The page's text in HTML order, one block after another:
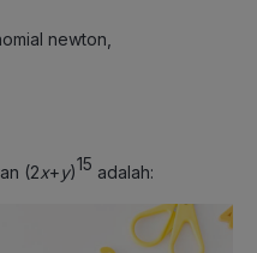
newton,
(2x+y)15 adalah: